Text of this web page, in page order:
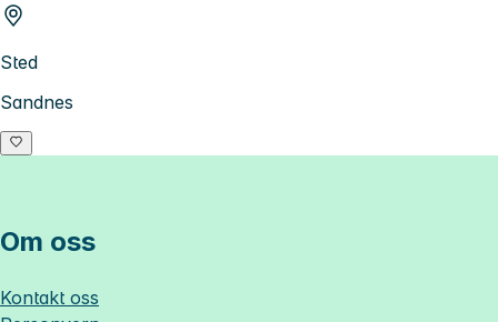
Sted
Sandnes
Om oss
Kontakt oss